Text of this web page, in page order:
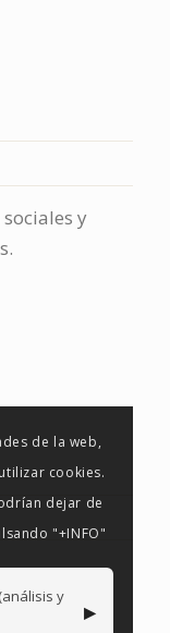
y
de la web,
cookies.
dejar de
"+INFO"
y
▸